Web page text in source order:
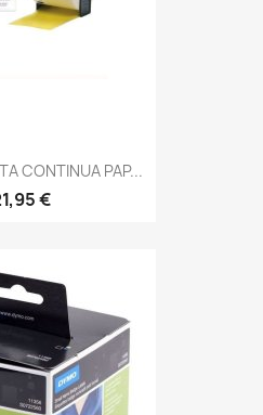
CONTINUA PAP...
€